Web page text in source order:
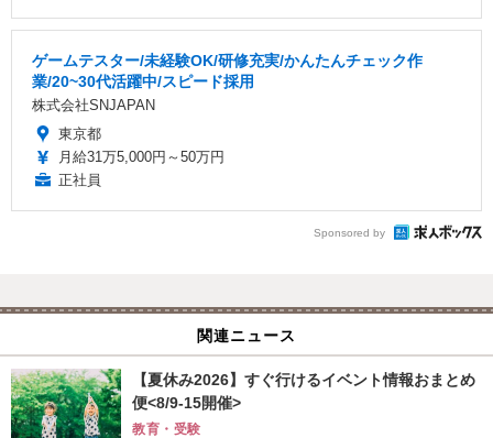
ゲームテスター/未経験OK/研修充実/かんたんチェック作
業/20~30代活躍中/スピード採用
株式会社SNJAPAN
東京都
月給31万5,000円～50万円
正社員
Sponsored by
関連ニュース
【夏休み2026】すぐ行けるイベント情報おまとめ
便<8/9-15開催>
教育・受験